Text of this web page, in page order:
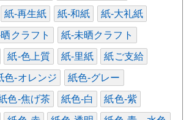
紙-再生紙 紙-和紙 紙-大礼紙
クラフト 紙-未晒クラフト
紙-色上質 紙-里紙 紙ご支給
色-オレンジ 紙色-グレー
色-焦げ茶 紙色-白 紙色-紫